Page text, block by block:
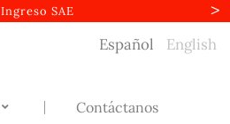
Ingreso SAE
Español English
Contáctanos